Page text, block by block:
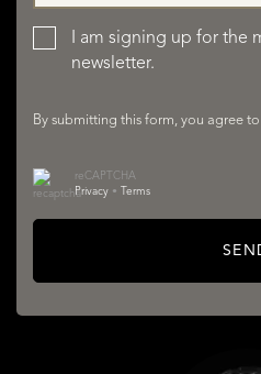
I am signing up for the
newsletter.
By submitting this form, you agree
reCAPTCHA
Privacy • Terms
SERVICES